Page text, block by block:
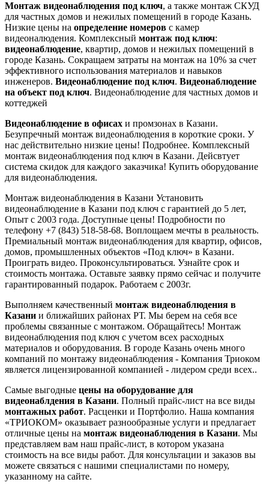
Монтаж видеонаблюдения под ключ, а также монтаж СКУД
для частных домов и нежилых помещений в городе Казань.
Низкие цены на определение номеров с камер
видеоналюдения. Комплексный монтаж под ключ:
видеонаблюдение, квартир, домов и нежилых помещений в
городе Казань. Сокращаем затраты на монтаж на 10% за счет
эффективного использования материалов и навыков
инженеров. Видеонаблюдение под ключ. Видеонаблюдение
на объект под ключ. Видеонаблюдение для частных домов и
коттеджей
Видеонаблюдение в офисах и промзонах в Казани.
Безупречный монтаж видеонаблюдения в короткие сроки. У
нас действительно низкие цены! Подробнее. Комплексный
монтаж видеонаблюдения под ключ в Казани. Дейсвтует
система скидок для каждого заказчика! Купить оборудование
для видеонаблюдения.
Монтаж видеонаблюдения в Казани Установить
видеонаблюдение в Казани под ключ с гарантией до 5 лет,
Опыт с 2003 года. Доступные цены! Подробности по
телефону +7 (843) 518-58-68. Воплощаем мечты в реальность.
Премиальный монтаж видеонаблюдения для квартир, офисов,
домов, промышленных объектов «Под ключ» в Казани.
Проиграть видео. Проконсультироваться. Узнайте срок и
стоимость монтажа. Оставьте заявку прямо сейчас и получите
гарантированный подарок. Работаем с 2003г.
Выполняем качественный монтаж видеонаблюдения в
Казани и ближайших районах РТ. Мы берем на себя все
проблемы связанные с монтажом. Обращайтесь! Монтаж
видеонаблюдения под ключ с учетом всех расходных
материалов и оборудования. В городе Казань очень много
компаний по монтажу видеонаблюдения - Компания Триоком
является лицензированной компанией - лидером среди всех..
Самые выгодные цены на оборудование для
видеонаблдения в Казани. Полный прайс-лист на все виды
монтажных работ. Расценки и Портфолио. Наша компания
«ТРИОКОМ» оказывает разнообразные услуги и предлагает
отличные цены на монтаж видеонаблюдения в Казани. Мы
представляем вам наш прайс-лист, в котором указана
стоимость на все виды работ. Для консультации и заказов вы
можете связаться с нашими специалистами по номеру,
указанному на сайте.